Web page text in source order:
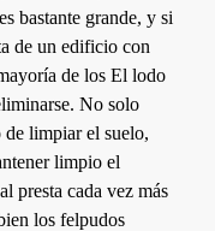
bastante grande, y si
de un edificio con
de los El lodo
No solo
de limpiar el suelo,
limpio el
presta cada vez más
los felpudos